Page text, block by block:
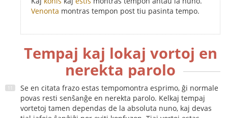
Venonta montras tempon post tiu pasinta tempo.
Tempaj kaj lokaj vortoj en
nerekta parolo
Se en citata frazo estas tempomontra esprimo, ĝi normale
povas resti senŝanĝe en nerekta parolo. Kelkaj tempaj
vortetoj tamen dependas de la absoluta nuno, kaj devas